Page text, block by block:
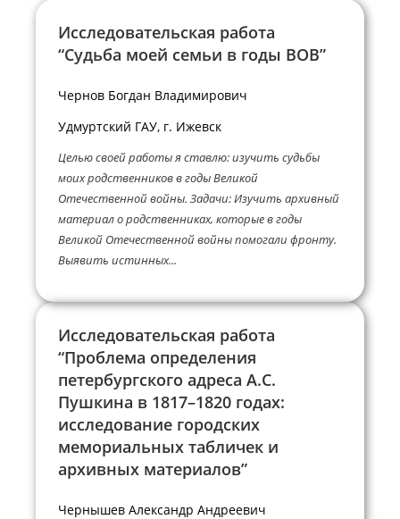
Исследовательская работа
“Судьба моей семьи в годы ВОВ”
Чернов Богдан Владимирович
Удмуртский ГАУ, г. Ижевск
Целью своей работы я ставлю: изучить судьбы
моих родственников в годы Великой
Отечественной войны. Задачи: Изучить архивный
материал о родственниках, которые в годы
Великой Отечественной войны помогали фронту.
Выявить истинных...
Исследовательская работа
“Проблема определения
петербургского адреса А.С.
Пушкина в 1817–1820 годах:
исследование городских
мемориальных табличек и
архивных материалов”
Чернышев Александр Андреевич